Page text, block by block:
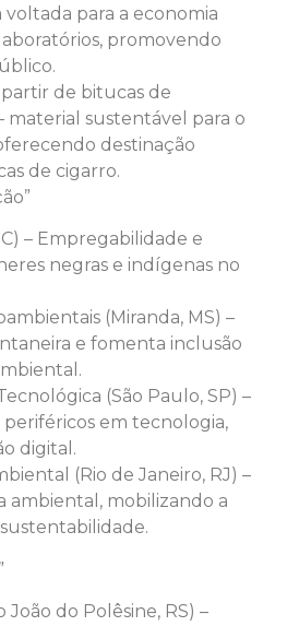
voltada para a economia
promovendo
de bitucas de
material sustentável para o
destinação
de cigarro.
– Empregabilidade e
negras e indígenas no
(Miranda, MS) –
e fomenta inclusão
(São Paulo, SP) –
em tecnologia,
digital.
(Rio de Janeiro, RJ) –
ambiental, mobilizando a
João do Polêsine, RS) –